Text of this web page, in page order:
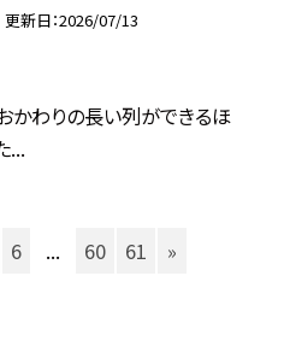
更新日 2026/07/13
かわりの長い列ができるほ
...
6 ... 60 61 »